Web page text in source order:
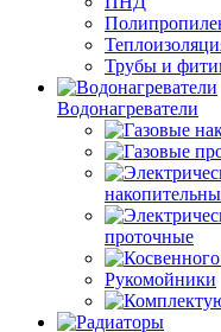
Трубы и
Водонагреватели
проточные
Рукомойники